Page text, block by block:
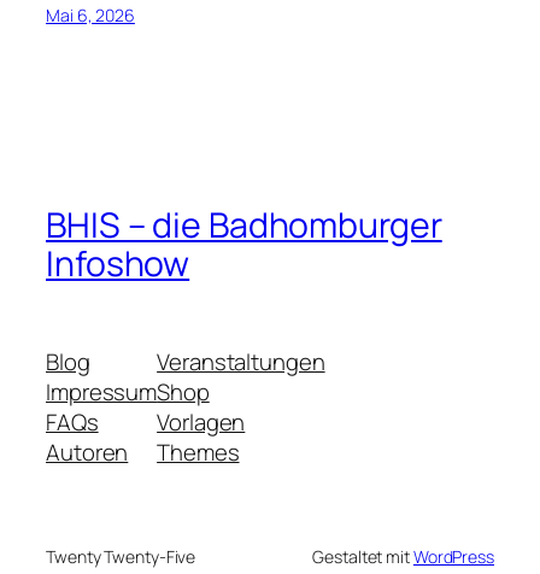
Mai 6, 2026
BHIS – die Badhomburger
Infoshow
Blog
Impressum
FAQs
Autoren
Veranstaltungen
Shop
Vorlagen
Themes
Twenty Twenty-Five Gestaltet mitWordPress